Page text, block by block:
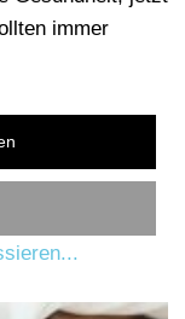
immer